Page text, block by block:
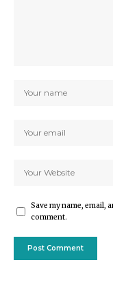
Save my name, email,
comment.